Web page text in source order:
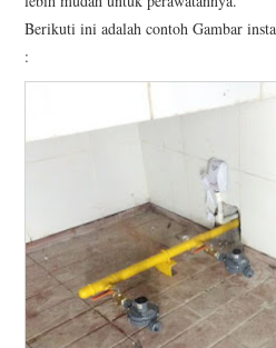
Berikuti ini adalah contoh Gambar
: